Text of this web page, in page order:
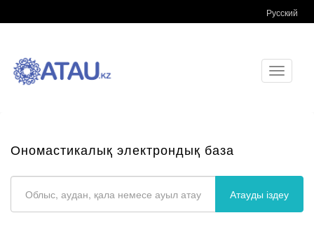
Русский
Toggle
Ономастикалық электрондық база
Атауды іздеу